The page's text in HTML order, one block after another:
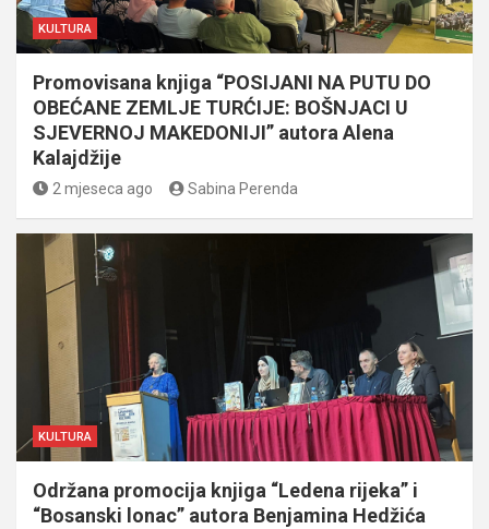
KULTURA
Promovisana knjiga “POSIJANI NA PUTU DO
OBEĆANE ZEMLJE TURĆIJE: BOŠNJACI U
SJEVERNOJ MAKEDONIJI” autora Alena
Kalajdžije
2 mjeseca ago Sabina Perenda
KULTURA
Održana promocija knjiga “Ledena rijeka” i
“Bosanski lonac” autora Benjamina Hedžića